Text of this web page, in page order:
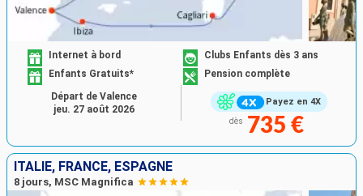
Payez en 4X
Internet à bord
Clubs Enfants dès 3 ans
Enfants Gratuits*
Pension complète
dès 735 €
Départ de Valence
jeu. 27 août 2026
ITALIE, FRANCE, ESPAGNE
8 jours, MSC Magnifica